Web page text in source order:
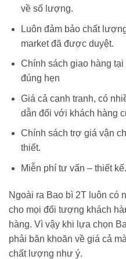
về số lượng.
Luôn đảm bảo chất
market đã được duyệt.
Chính sách giao hàng
đúng hẹn
Giá cả cạnh tranh, có
dẫn đối với khách hàng
Chính sách trợ giá vận
thiết.
Miễn phí tư vấn – thiết kế.
Ngoài ra Bao bì 2T luôn có
cho mọi đối tượng khách
hàng. Vì vậy khi lựa chọn
phải băn khoăn về giá cả
chất lượng như ý.